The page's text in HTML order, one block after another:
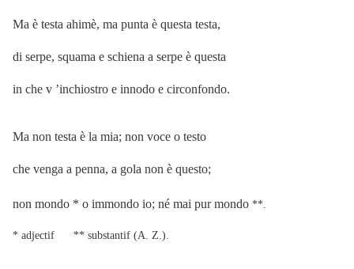
Ma è testa ahimè, ma punta è questa testa,
di serpe, squama e schiena a serpe è questa
in che v ’inchiostro e innodo e circonfondo.
Ma non testa è la mia; non voce o testo
che venga a penna, a gola non è questo;
non mondo * o immondo io; né mai pur mondo **.
* adjectif ** substantif (A. Z.).